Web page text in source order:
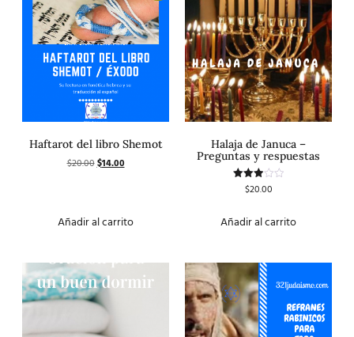
Haftarot del libro Shemot
$20.00$14.00
Añadir al carrito
Halaja de Januca –
Preguntas y respuestas
Valorado
con
$20.00
Añadir al carrito